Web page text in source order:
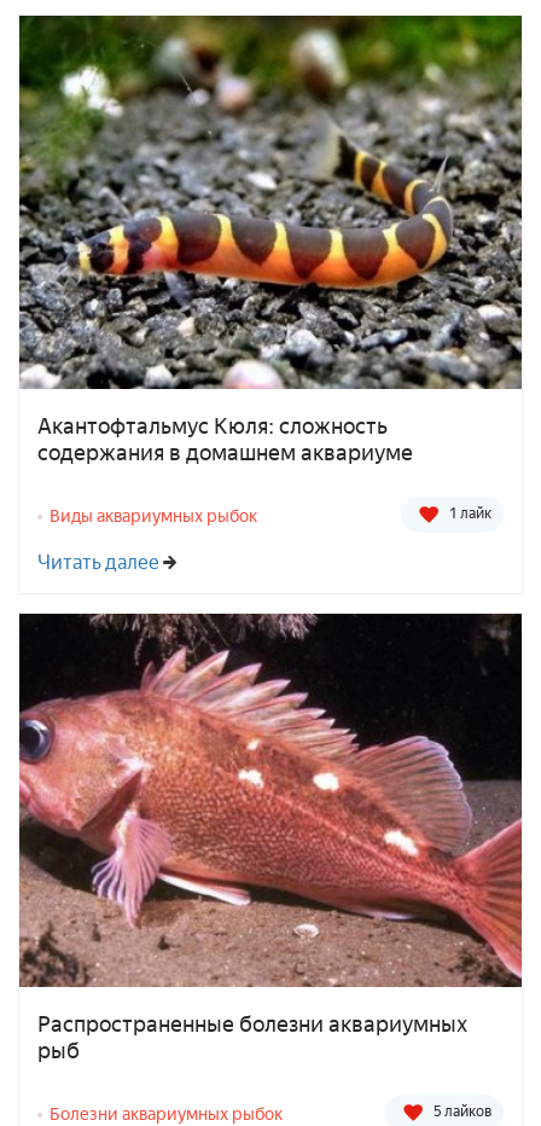
Акантофтальмус Кюля: сложность
содержания в домашнем аквариуме
Виды аквариумных рыбок 1 лайк
Читать далее
Распространенные болезни аквариумных
рыб
Болезни аквариумных рыбок 5 лайков